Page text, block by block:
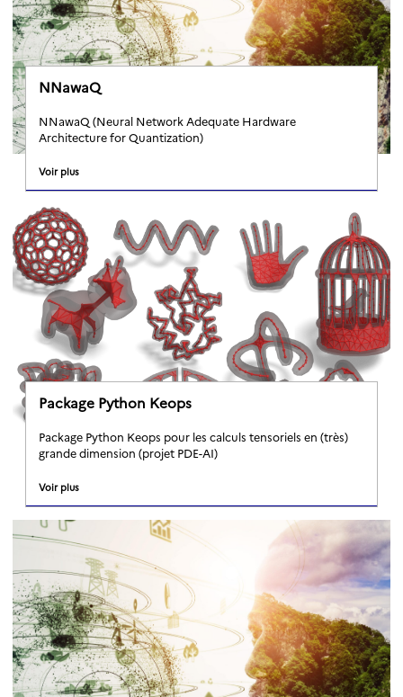
NNawaQ
NNawaQ (Neural Network Adequate Hardware
Architecture for Quantization)
Voir plus
Package Python Keops
Package Python Keops pour les calculs tensoriels en (très)
grande dimension (projet PDE-AI)
Voir plus